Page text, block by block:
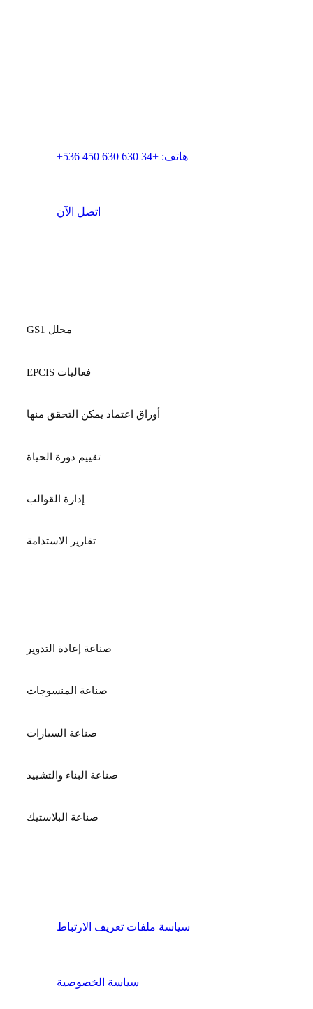
هاتف: +34 630 630 450 536+
اتصل الآن
محلل GS1
فعاليات EPCIS
أوراق اعتماد يمكن التحقق منها
تقييم دورة الحياة
إدارة القوالب
تقارير الاستدامة
صناعة إعادة التدوير
صناعة المنسوجات
صناعة السيارات
صناعة البناء والتشييد
صناعة البلاستيك
سياسة ملفات تعريف الارتباط
سياسة الخصوصية